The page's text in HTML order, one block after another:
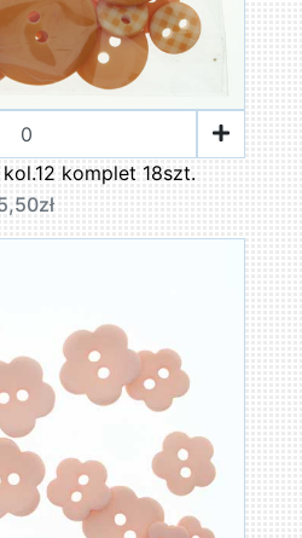
komplet 18szt.